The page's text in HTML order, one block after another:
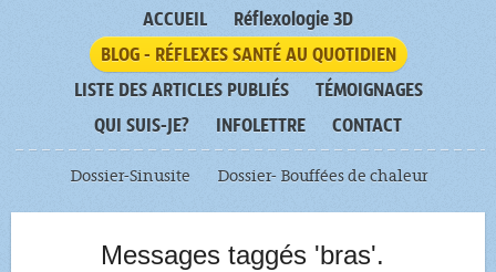
ACCUEIL
Réflexologie 3D
BLOG - RÉFLEXES SANTÉ AU QUOTIDIEN
LISTE DES ARTICLES PUBLIÉS
TÉMOIGNAGES
QUI SUIS-JE?
INFOLETTRE CONTACT
Dossier-Sinusite Dossier- Bouffées de chaleur
Messages taggés 'bras'.